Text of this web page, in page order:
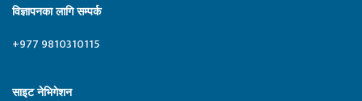
विज्ञापनका लागि सम्पर्क
+977 9810310115
साइट नेभिगेशन